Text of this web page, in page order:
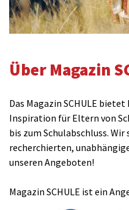
Über Magazin
Das Magazin SCHULE
Inspiration für Eltern von
bis zum Schulabschluss.
recherchierten,
unseren Angeboten!
Magazin SCHULE ist ein